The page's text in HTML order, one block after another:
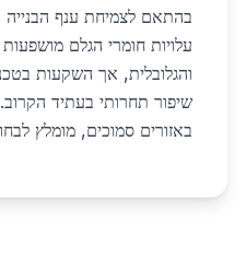
בהתאם לצמיחת ענף הבנייה
עלויות חומרי הגלם
והגלובלית, אך השקעות
שיפור תחרותי בעתיד
באזורים סמוכים, מומלץ